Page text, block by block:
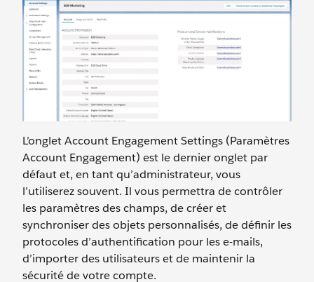
L’onglet Account Engagement Settings (Paramètres
Account Engagement) est le dernier onglet par
défaut et, en tant qu’administrateur, vous
l’utiliserez souvent. Il vous permettra de contrôler
les paramètres des champs, de créer et
synchroniser des objets personnalisés, de définir les
protocoles d’authentification pour les e-mails,
d’importer des utilisateurs et de maintenir la
sécurité de votre compte.